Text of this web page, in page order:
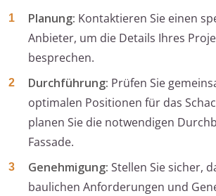
Planung: Kontaktieren Sie einen
Anbieter, um die Details Ihres
besprechen.
Durchführung: Prüfen Sie
optimalen Positionen für das
planen Sie die notwendigen
Fassade.
Genehmigung: Stellen Sie sicher,
baulichen Anforderungen und